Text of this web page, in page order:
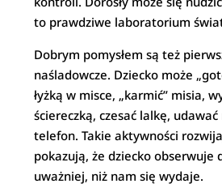
to prawdziwe laboratorium
Dobrym pomysłem są też
naśladowcze. Dziecko może
łyżką w misce, „karmić” misia,
ściereczką, czesać lalkę,
telefon. Takie aktywności
pokazują, że dziecko obserwuje
uważniej, niż nam się wydaje.